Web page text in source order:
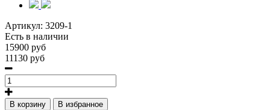
Артикул: 3209-1
Есть в наличии
15900 руб
11130 руб
В корзину В избранное